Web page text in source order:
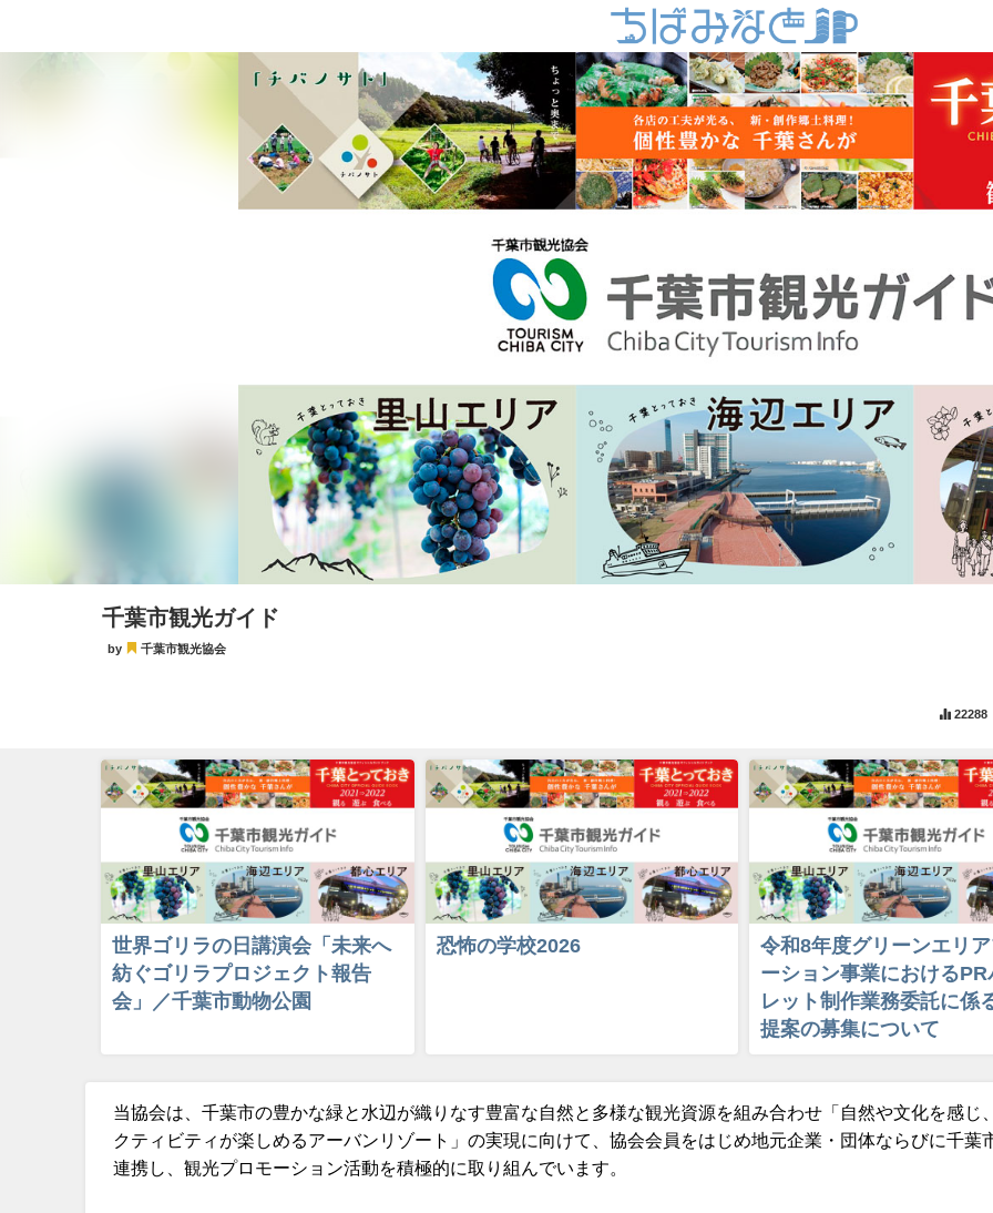
千葉市観光ガイド
by 千葉市観光協会
22288
世界ゴリラの日講演会「未来へ
紡ぐゴリラプロジェクト報告
会」／千葉市動物公園
恐怖の学校2026
令和8年度グリーンエリ
ーション事業におけるPR
レット制作業務委託に係
提案の募集について
当協会は、千葉市の豊かな緑と水辺が織りなす豊富な自然と多様な観光資源を組み合わせ「自然や文化を感じ
クティビティが楽しめるアーバンリゾート」の実現に向けて、協会会員をはじめ地元企業・団体ならびに千葉
連携し、観光プロモーション活動を積極的に取り組んでいます。